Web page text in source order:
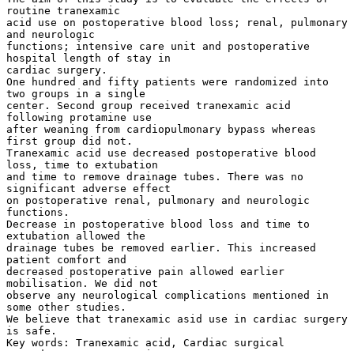
routine tranexamic
acid use on postoperative blood loss; renal, pulmonary
and neurologic
functions; intensive care unit and postoperative
hospital length of stay in
cardiac surgery.
One hundred and fifty patients were randomized into
two groups in a single
center. Second group received tranexamic acid
following protamine use
after weaning from cardiopulmonary bypass whereas
first group did not.
Tranexamic acid use decreased postoperative blood
loss, time to extubation
and time to remove drainage tubes. There was no
significant adverse effect
on postoperative renal, pulmonary and neurologic
functions.
Decrease in postoperative blood loss and time to
extubation allowed the
drainage tubes be removed earlier. This increased
patient comfort and
decreased postoperative pain allowed earlier
mobilisation. We did not
observe any neurological complications mentioned in
some other studies.
We believe that tranexamic asid use in cardiac surgery
is safe.
Key words: Tranexamic acid, Cardiac surgical